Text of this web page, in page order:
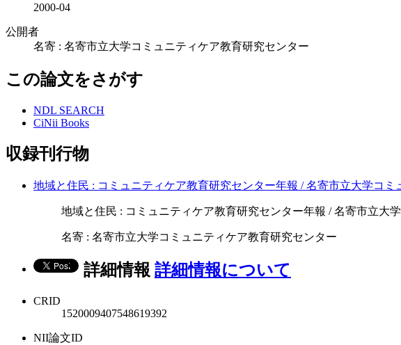
2000-04
公開者
名寄 : 名寄市立大学コミュニティケア教育研究センター
この論文をさがす
NDL SEARCH
CiNii Books
収録刊行物
地域と住民 : コミュニティケア教育研究センター年報 / 名寄市立大学コ
地域と住民 : コミュニティケア教育研究センター年報 / 名寄市立大
名寄 : 名寄市立大学コミュニティケア教育研究センター
詳細情報 詳細情報について
CRID
1520009407548619392
NII論文ID